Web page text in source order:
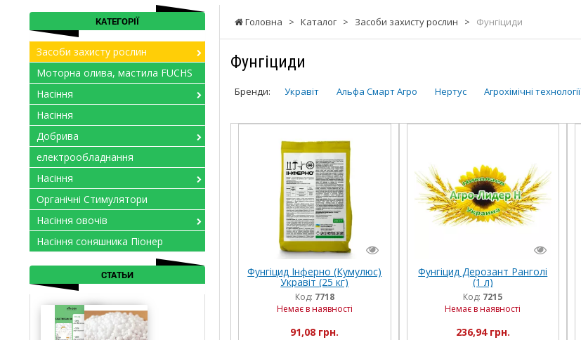
Головна > Каталог > Засоби захисту рослин > Фунгіциди
Фунгіциди
Бренди: Укравіт Альфа Смарт Агро Нертус Агрохімічні технології
Фунгіцид Інферно (Кумулюс)
Укравіт (25 кг)
Код: 7718
Немає в наявності
91,08 грн.
Фунгіцид Дерозант Ранголі
(1 л)
Код: 7215
Немає в наявності
236,94 грн.
КАТЕГОРІЇ
Засоби захисту рослин
Моторна олива, мастила FUCHS
Насіння
Насіння
Добрива
електрообладнання
Насіння
Органічні Стимулятори
Насіння овочів
Насіння соняшника Піонер
СТАТЬИ